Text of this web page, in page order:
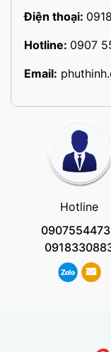
Điện thoại:
Hotline: 0907
Email:
Hotline
0907554473